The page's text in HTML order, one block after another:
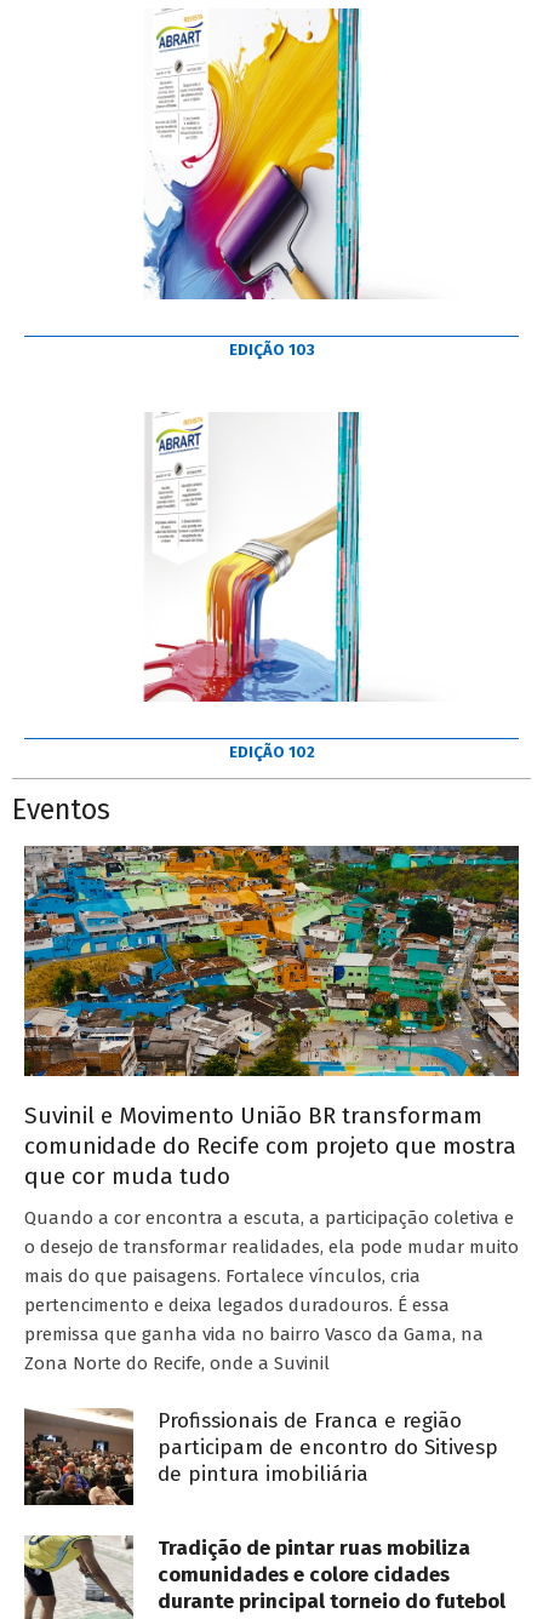
EDIÇÃO 103
EDIÇÃO 102
Eventos
Suvinil e Movimento União BR transformam
comunidade do Recife com projeto que mostra
que cor muda tudo
Quando a cor encontra a escuta, a participação coletiva e
o desejo de transformar realidades, ela pode mudar muito
mais do que paisagens. Fortalece vínculos, cria
pertencimento e deixa legados duradouros. É essa
premissa que ganha vida no bairro Vasco da Gama, na
Zona Norte do Recife, onde a Suvinil
Profissionais de Franca e região
participam de encontro do Sitivesp
de pintura imobiliária
Tradição de pintar ruas mobiliza
comunidades e colore cidades
durante principal torneio do futebol